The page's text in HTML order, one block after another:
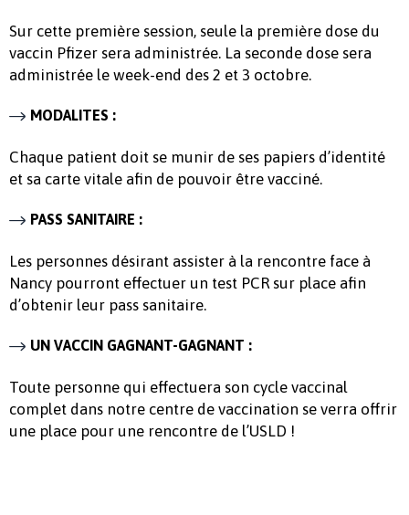
Sur cette première session, seule la première dose du
vaccin Pfizer sera administrée. La seconde dose sera
administrée le week-end des 2 et 3 octobre.
MODALITES :
Chaque patient doit se munir de ses papiers d’identité
et sa carte vitale afin de pouvoir être vacciné.
PASS SANITAIRE :
Les personnes désirant assister à la rencontre face à
Nancy pourront effectuer un test PCR sur place afin
d’obtenir leur pass sanitaire.
UN VACCIN GAGNANT-GAGNANT :
Toute personne qui effectuera son cycle vaccinal
complet dans notre centre de vaccination se verra offrir
une place pour une rencontre de l’USLD !